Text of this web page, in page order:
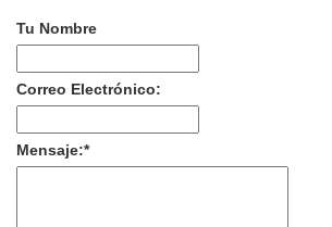
Tu Nombre
Correo Electrónico:
Mensaje:*